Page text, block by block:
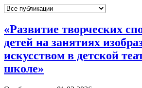
«Развитие творческих
детей на занятиях
искусством в детской
школе»